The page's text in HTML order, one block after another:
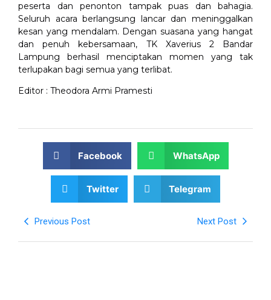
peserta dan penonton tampak puas dan bahagia.
Seluruh acara berlangsung lancar dan meninggalkan
kesan yang mendalam. Dengan suasana yang hangat
dan penuh kebersamaan, TK Xaverius 2 Bandar
Lampung berhasil menciptakan momen yang tak
terlupakan bagi semua yang terlibat.
Editor : Theodora Armi Pramesti
Facebook WhatsApp
Twitter Telegram
Previous Post Next Post